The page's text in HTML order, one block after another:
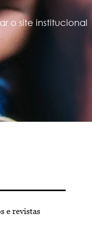
o site institucional
e revistas